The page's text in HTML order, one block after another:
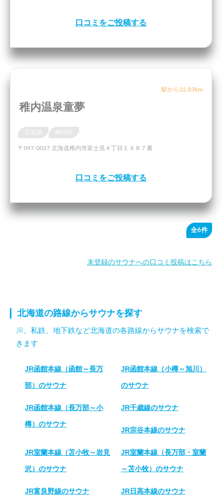
口コミをご投稿する
駅から22.83km
稚内温泉童夢
稚内市
〒097-0027 北海道稚内市富士見４丁目１４８７番
口コミをご投稿する
全6件
未登録のサウナへの口コミ投稿はこちら
北海道の路線からサウナを探す
JR、私鉄、地下鉄など北海道の各路線からサウナを検索で
きます
JR函館本線（函館～長万
部）のサウナ
JR函館本線（小樽～旭川）
のサウナ
JR函館本線（長万部～小
樽）のサウナ
JR千歳線のサウナ
JR宗谷本線のサウナ
JR室蘭本線（苫小牧～岩見
沢）のサウナ
JR室蘭本線（長万部・室蘭
～苫小牧）のサウナ
JR富良野線のサウナ JR日高本線のサウナ